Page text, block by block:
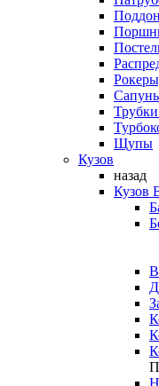
Щупы
Кузов
назад
Кузов